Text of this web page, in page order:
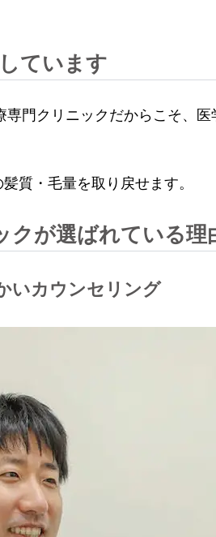
ています
門クリニックだからこそ、
質・毛量を取り戻せます。
クが選ばれている理
いカウンセリング